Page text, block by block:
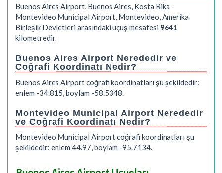
Buenos Aires Airport, Buenos Aires, Kosta Rika -
Montevideo Municipal Airport, Montevideo, Amerika
Birleşik Devletleri arasındaki uçuş mesafesi 9641
kilometredir.
Buenos Aires Airport Nerededir ve
Coğrafi Koordinatı Nedir?
Buenos Aires Airport coğrafi koordinatları şu şekildedir:
enlem -34.815, boylam -58.5348.
Montevideo Municipal Airport Nerededir
ve Coğrafi Koordinatı Nedir?
Montevideo Municipal Airport coğrafi koordinatları şu
şekildedir: enlem 44.97, boylam -95.7134.